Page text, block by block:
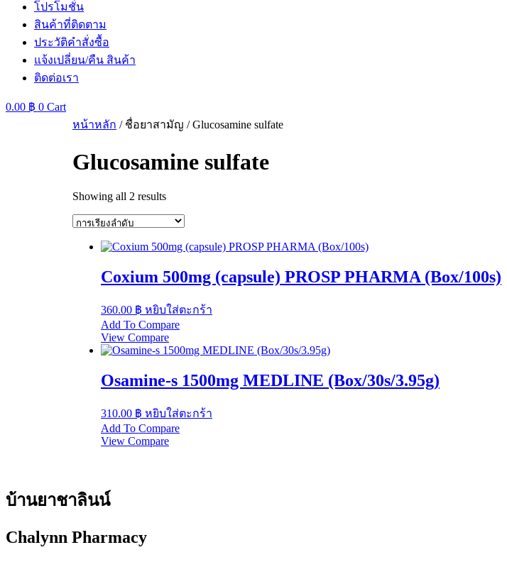
โปรโมชั่น
สินค้าที่ติดตาม
ประวัติคำสั่งซื้อ
แจ้งเปลี่ยน/คืน สินค้า
ติดต่อเรา
0.00 ฿ 0 Cart
หน้าหลัก / ชื่อยาสามัญ / Glucosamine sulfate
Glucosamine sulfate
Showing all 2 results
Coxium 500mg (capsule) PROSP PHARMA (Box/100s)
360.00 ฿ หยิบใส่ตะกร้า
Add To Compare
View Compare
Osamine-s 1500mg MEDLINE (Box/30s/3.95g)
310.00 ฿ หยิบใส่ตะกร้า
Add To Compare
View Compare
บ้านยาชาลินน์
Chalynn Pharmacy